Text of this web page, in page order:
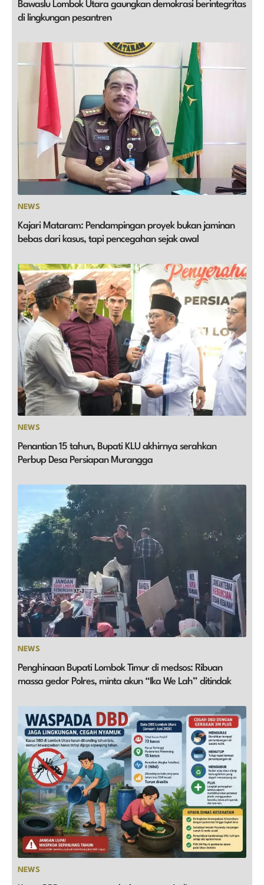
Bawaslu Lombok Utara gaungkan demokrasi berintegritas
di lingkungan pesantren
NEWS
Kajari Mataram: Pendampingan proyek bukan jaminan
bebas dari kasus, tapi pencegahan sejak awal
NEWS
Penantian 15 tahun, Bupati KLU akhirnya serahkan
Perbup Desa Persiapan Murangga
NEWS
Penghinaan Bupati Lombok Timur di medsos: Ribuan
massa gedor Polres, minta akun “Ika We Lah” ditindak
NEWS